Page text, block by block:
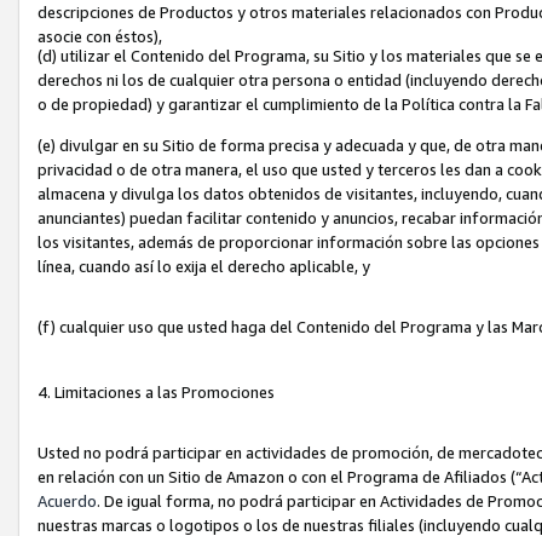
descripciones de Productos y otros materiales relacionados con
asocie con éstos),
(d) utilizar el Contenido del Programa, su Sitio y los materiales que se
derechos ni los de cualquier otra persona o entidad (incluyendo
o de propiedad) y garantizar el cumplimiento de la Política contra la
(e) divulgar en su Sitio de forma precisa y adecuada y que, de otra
privacidad o de otra manera, el uso que usted y terceros les dan a
almacena y divulga los datos obtenidos de visitantes, incluyendo,
anunciantes) puedan facilitar contenido y anuncios, recabar
los visitantes, además de proporcionar información sobre las
línea, cuando así lo exija el derecho aplicable, y
(f) cualquier uso que usted haga del Contenido del Programa y las
4. Limitaciones a las Promociones
Usted no podrá participar en actividades de promoción, de
en relación con un Sitio de Amazon o con el Programa de Afiliados
Acuerdo. De igual forma, no podrá participar en Actividades de
nuestras marcas o logotipos o los de nuestras filiales (incluyendo